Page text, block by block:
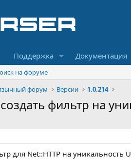
Поддержка Документация
на форуме
форум Версии 1.0.214
фильтр на
для Net::HTTP на уникальность